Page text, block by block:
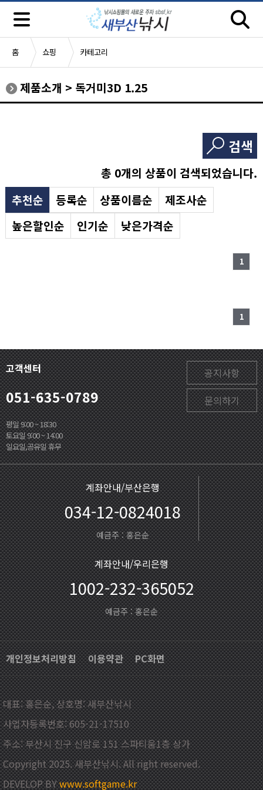
홈 쇼핑 카테고리
제품소개 > 독거미3D 1.25
검색
총 0개의 상품이 검색되었습니다.
추천순
등록순 상품이름순
제조사순
높은할인순
인기순 낮은가격순
1
1
고객센터
051-635-0789
평일 9:00 ~ 18:30
토요일 9:00 ~ 14:00
일요일,공유일 휴무
공지사항
문의하기
계좌안내/부산은행
034-12-0824018
예금주 : 홍은순
계좌안내/우리은행
1002-232-365052
예금주 : 홍은순
개인정보처리방침 이용약관 PC화면
대표: 홍은순, 상호명: 새부산낚시
사업자등록번호: 605-21-17510
주소: 부산시 진구 신암로 151 스파티움1층 상가
Copyright 2025. 새부산낚시. All right reserved.
DEVELOP BYwww.softgame.kr